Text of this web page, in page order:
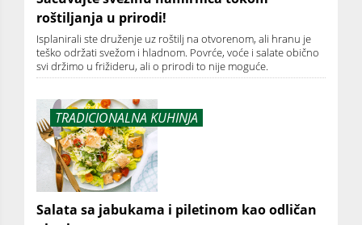
roštiljanja u prirodi!
Isplanirali ste druženje uz roštilj na otvorenom, ali hranu je
teško održati svežom i hladnom. Povrće, voće i salate obično
svi držimo u frižideru, ali o prirodi to nije moguće.
TRADICIONALNA KUHINJA
Salata sa jabukama i piletinom kao odličan